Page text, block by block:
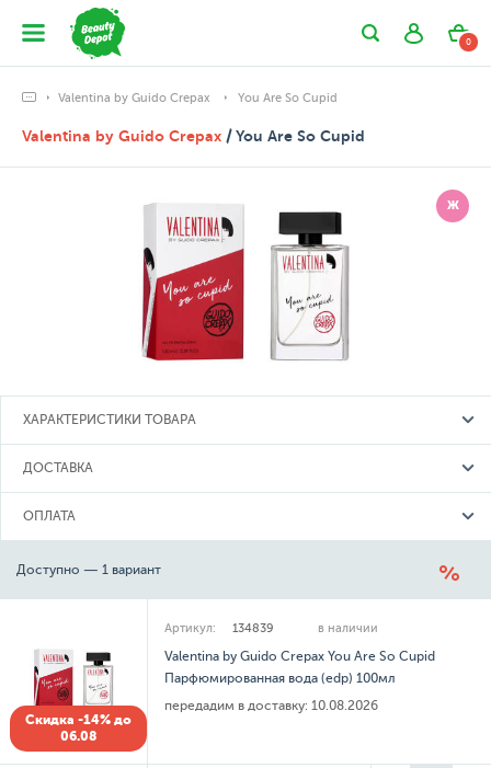
0
Valentina by Guido Crepax You Are So Cupid
Valentina by Guido Crepax / You Are So Cupid
Ж
ХАРАКТЕРИСТИКИ ТОВАРА
ДОСТАВКА
ОПЛАТА
Доступно — 1 вариант
Скидка -14% до
06.08
Артикул: 134839 в наличии
Valentina by Guido Crepax You Are So Cupid
Парфюмированная вода (edp) 100мл
передадим в доставку: 10.08.2026